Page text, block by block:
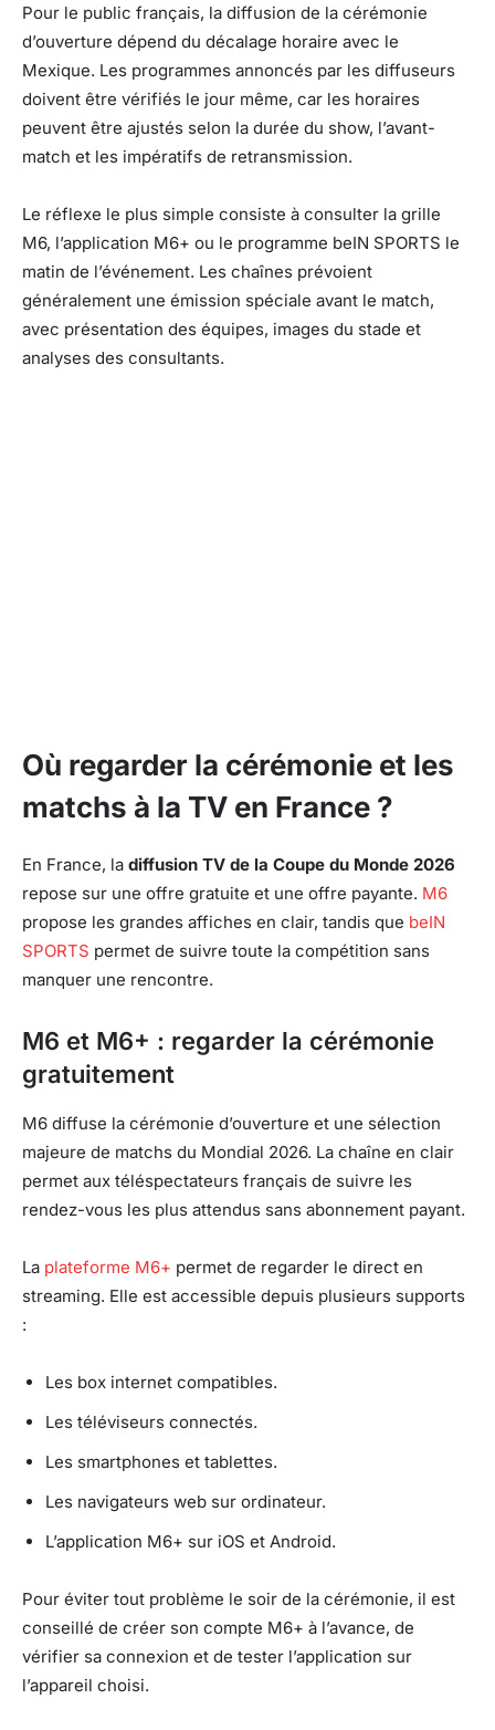
Pour le public français, la diffusion de la cérémonie
d’ouverture dépend du décalage horaire avec le
Mexique. Les programmes annoncés par les diffuseurs
doivent être vérifiés le jour même, car les horaires
peuvent être ajustés selon la durée du show, l’avant-
match et les impératifs de retransmission.
Le réflexe le plus simple consiste à consulter la grille
M6, l’application M6+ ou le programme beIN SPORTS le
matin de l’événement. Les chaînes prévoient
généralement une émission spéciale avant le match,
avec présentation des équipes, images du stade et
analyses des consultants.
Où regarder la cérémonie et les
matchs à la TV en France ?
En France, la diffusion TV de la Coupe du Monde 2026
repose sur une offre gratuite et une offre payante. M6
propose les grandes affiches en clair, tandis que beIN
SPORTS permet de suivre toute la compétition sans
manquer une rencontre.
M6 et M6+ : regarder la cérémonie
gratuitement
M6 diffuse la cérémonie d’ouverture et une sélection
majeure de matchs du Mondial 2026. La chaîne en clair
permet aux téléspectateurs français de suivre les
rendez-vous les plus attendus sans abonnement payant.
La plateforme M6+ permet de regarder le direct en
streaming. Elle est accessible depuis plusieurs supports
:
Les box internet compatibles.
Les téléviseurs connectés.
Les smartphones et tablettes.
Les navigateurs web sur ordinateur.
L’application M6+ sur iOS et Android.
Pour éviter tout problème le soir de la cérémonie, il est
conseillé de créer son compte M6+ à l’avance, de
vérifier sa connexion et de tester l’application sur
l’appareil choisi.